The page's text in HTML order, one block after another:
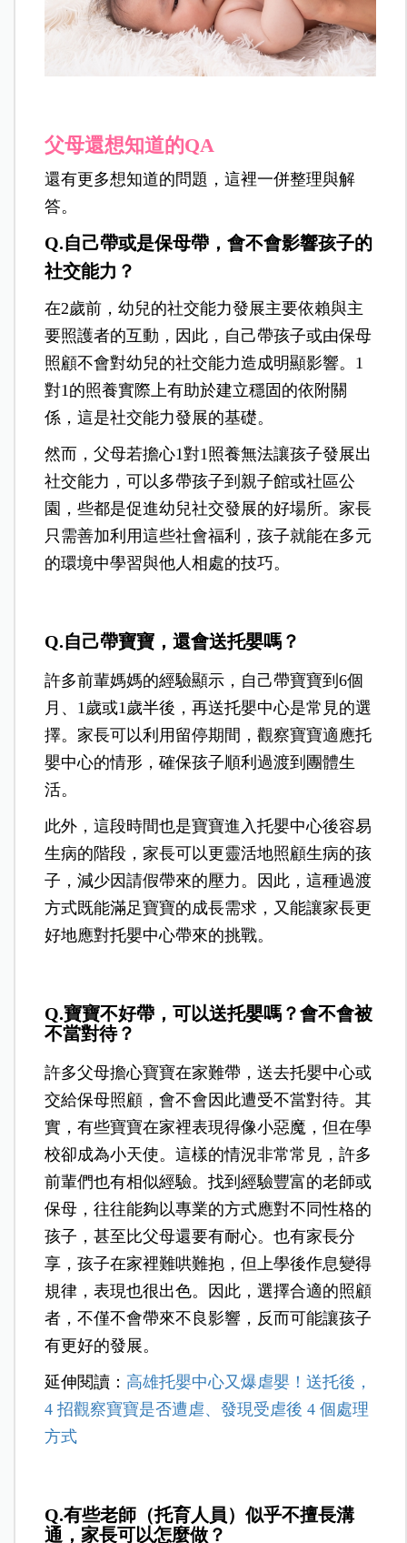
父母還想知道的QA
還有更多想知道的問題，這裡一併整理與解
答。
Q.自己帶或是保母帶，會不會影響孩子的
社交能力？
在2歲前，幼兒的社交能力發展主要依賴與主
要照護者的互動，因此，自己帶孩子或由保母
照顧不會對幼兒的社交能力造成明顯影響。1
對1的照養實際上有助於建立穩固的依附關
係，這是社交能力發展的基礎。
然而，父母若擔心1對1照養無法讓孩子發展出
社交能力，可以多帶孩子到親子館或社區公
園，些都是促進幼兒社交發展的好場所。家長
只需善加利用這些社會福利，孩子就能在多元
的環境中學習與他人相處的技巧。
Q.自己帶寶寶，還會送托嬰嗎？
許多前輩媽媽的經驗顯示，自己帶寶寶到6個
月、1歲或1歲半後，再送托嬰中心是常見的選
擇。家長可以利用留停期間，觀察寶寶適應托
嬰中心的情形，確保孩子順利過渡到團體生
活。
此外，這段時間也是寶寶進入托嬰中心後容易
生病的階段，家長可以更靈活地照顧生病的孩
子，減少因請假帶來的壓力。因此，這種過渡
方式既能滿足寶寶的成長需求，又能讓家長更
好地應對托嬰中心帶來的挑戰。
Q.寶寶不好帶，可以送托嬰嗎？會不會被
不當對待？
許多父母擔心寶寶在家難帶，送去托嬰中心或
交給保母照顧，會不會因此遭受不當對待。其
實，有些寶寶在家裡表現得像小惡魔，但在學
校卻成為小天使。這樣的情況非常常見，許多
前輩們也有相似經驗。找到經驗豐富的老師或
保母，往往能夠以專業的方式應對不同性格的
孩子，甚至比父母還要有耐心。也有家長分
享，孩子在家裡難哄難抱，但上學後作息變得
規律，表現也很出色。因此，選擇合適的照顧
者，不僅不會帶來不良影響，反而可能讓孩子
有更好的發展。
延伸閱讀： 高雄托嬰中心又爆虐嬰！送托後，
4 招觀察寶寶是否遭虐、發現受虐後 4 個處理
方式
Q.有些老師（托育人員）似乎不擅長溝
通，家長可以怎麼做？